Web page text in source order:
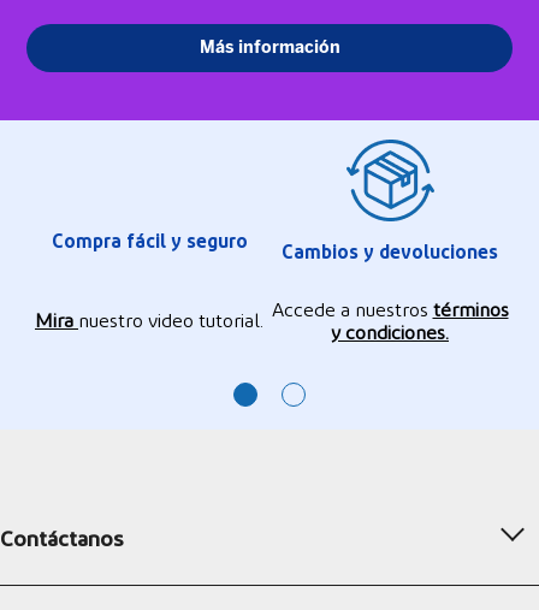
Compra fácil y seguro
Mira nuestro video tutorial.
Cambios y devoluciones
Accede a nuestros términos
y condiciones.
Contáctanos